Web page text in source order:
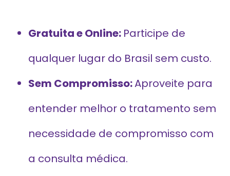
Gratuita e Online: Participe de
qualquer lugar do Brasil sem custo.
Sem Compromisso:Aproveite para
entender melhor o tratamento sem
necessidade de compromisso com
a consulta médica.